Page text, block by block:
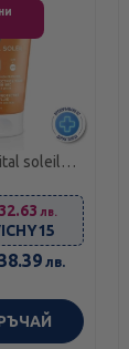
soleil
за
323622
32.63 лв.
лв.